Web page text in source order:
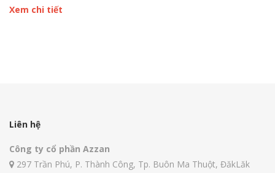
Xem chi tiết
Liên hệ
Công ty cổ phần Azzan
297 Trần Phú, P. Thành Công, Tp. Buôn Ma Thuột, ĐăkLăk